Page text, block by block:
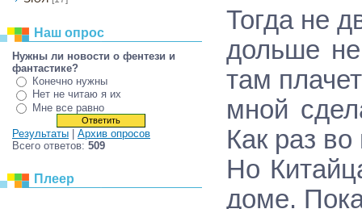
Наш опрос
Нужны ли новости о фентези и
фантастике?
Конечно нужны
Нет не читаю я их
Мне все равно
Результаты
Архив опросов
Всего ответов: 509
Плеер
Тогда не
дольше
там
мной
Как pаз
Но
доме.